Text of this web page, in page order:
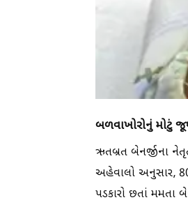
બળવાખોરોનું મોટું
ઋતબ્રત બેનર્જીના
અહેવાલો અનુસાર,
પડકારો છતાં મમતા